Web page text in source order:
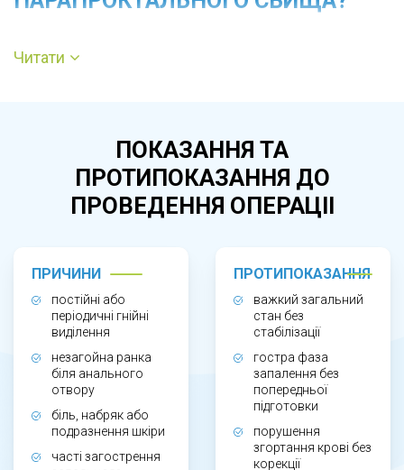
Операція рекомендована при наявності
запаленнях. Свищ прямої кишки не
загоюється самостійно, тому хірургічне
лікування є єдиним ефективним методом
ЯК ПРОХОДИТЬ ЛІКУВАННЯ?
Перед втручанням проводиться огляд і
обстеження для визначення ходу свища та
його зв’язку з анальним сфінктером. Операція
спрямована на повне видалення свищевого
ходу та ліквідацію джерела інфекції з
Читати
ПОКАЗАННЯ ТА
ПРОТИПОКАЗАННЯ ДО
ПРОВЕДЕННЯ ОПЕРАЦІІ
ПРИЧИНИ
постійні або
періодичні гнійні
виділення
незагойна ранка
біля анального
отвору
біль, набряк або
подразнення шкіри
часті загострення
ПРОТИПОКАЗАННЯ
важкий загальний
стан без
стабілізації
гостра фаза
запалення без
попередньої
підготовки
порушення
згортання крові без
корекції